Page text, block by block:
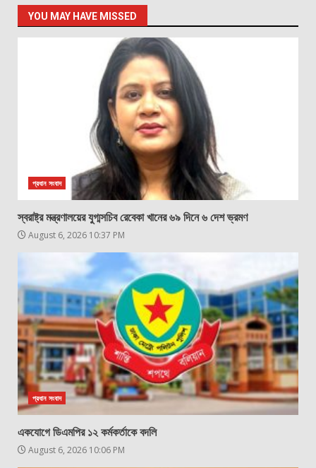
YOU MAY HAVE MISSED
প্রধান সংবাদ
স্বরাষ্ট্র মন্ত্রণালয়ের যুগ্মসচিব রেবেকা খানের ৬৯ দিনে ৬ দেশ ভ্রমণ
August 6, 2026 10:37 PM
প্রধান সংবাদ
একযোগে ডিএমপির ১২ কর্মকর্তাকে বদলি
August 6, 2026 10:06 PM